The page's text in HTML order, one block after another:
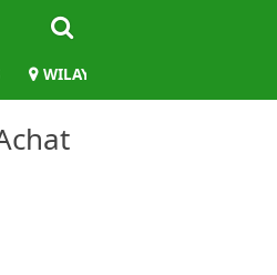
WILAYAS